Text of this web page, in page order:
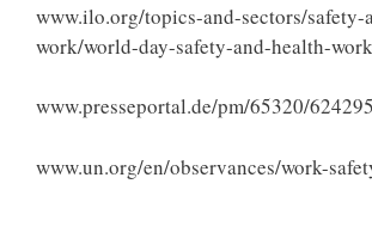
www.ilo.org/topics-and-sectors/safety-
work/world-day-safety-and-health-
www.presseportal.de/pm/65320/
www.un.org/en/observances/work-